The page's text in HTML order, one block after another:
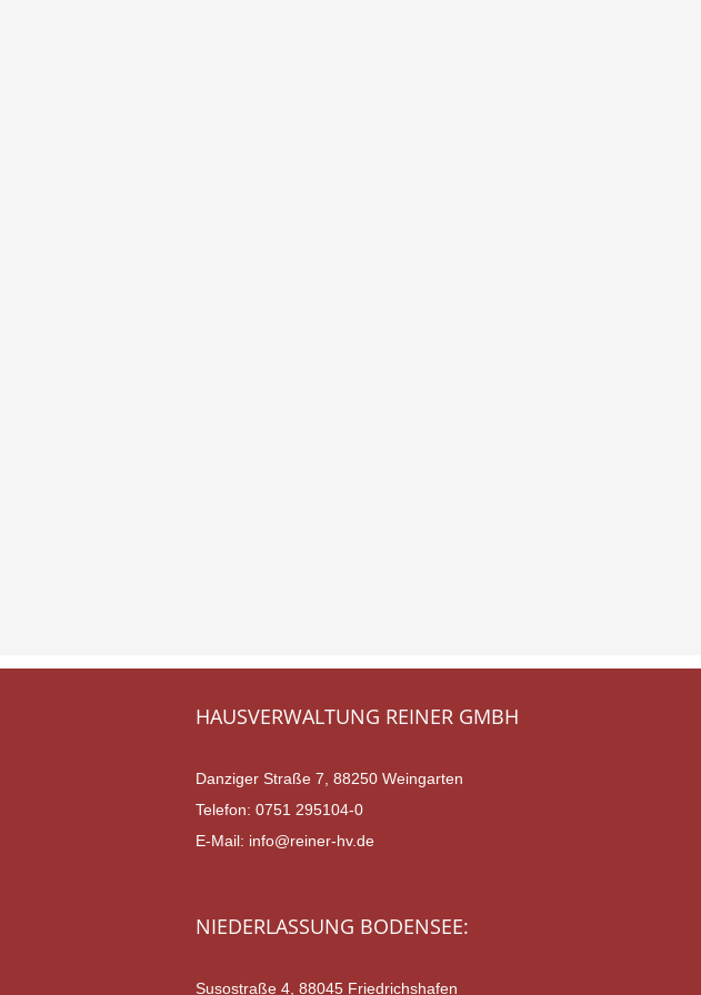
HAUSVERWALTUNG REINER GMBH
Danziger Straße 7, 88250 Weingarten
Telefon:0751 295104-0
E-Mail: info@reiner-hv.de
NIEDERLASSUNG BODENSEE:
Susostraße 4, 88045 Friedrichshafen